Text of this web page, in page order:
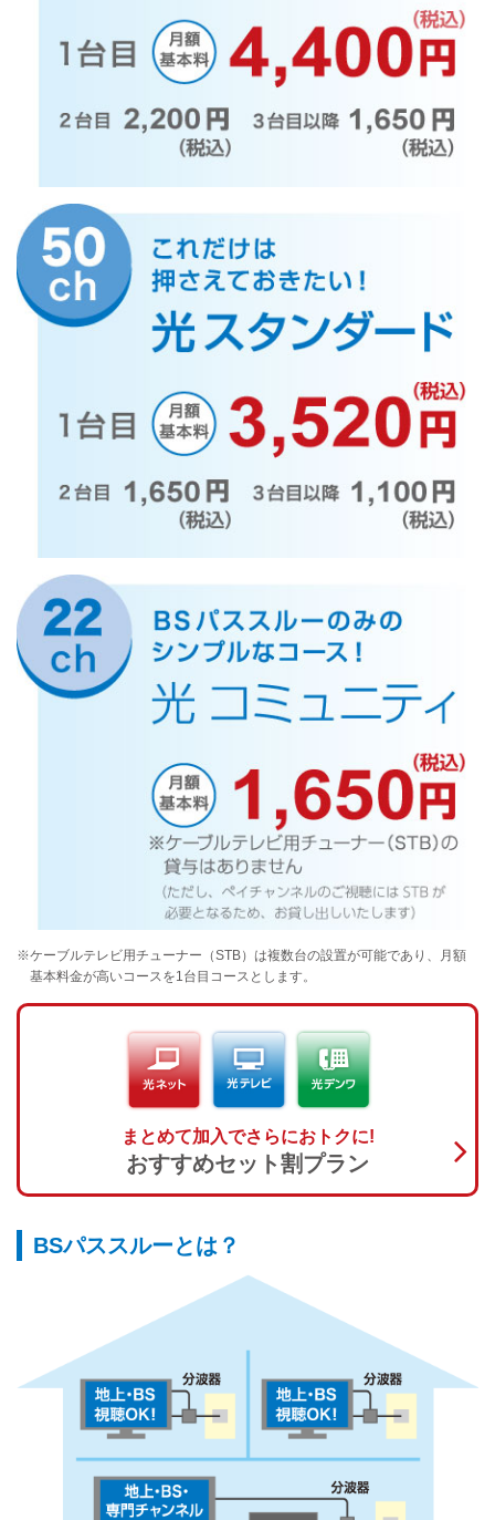
※ケーブルテレビ用チューナー（STB）は複数台の設置が可能であり、月額
基本料金が高いコースを1台目コースとします。
まとめて加入でさらにおトクに!
おすすめセット割プラン
BSパススルーとは？